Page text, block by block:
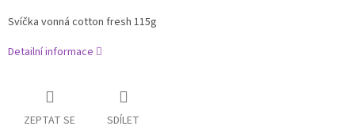
Svíčka vonná cotton fresh 115g
Detailní informace
ZEPTAT SE SDÍLET